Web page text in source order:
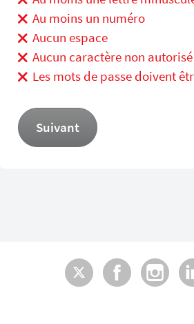
Au moins un numéro
Aucun espace
Aucun caractère non
Les mots de passe doivent
Suivant
Twitter